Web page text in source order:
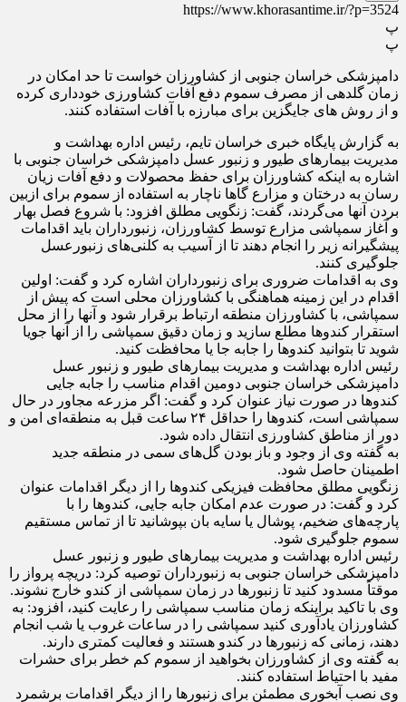
https://www.khorasantime.ir/?p=3524
پ
پ
دامپزشکی خراسان جنوبی از کشاورزان خواست تا حد امکان در
زمان گلدهی از مصرف سموم دفع آفات کشاورزی خودداری کرده
و از روش های جایگزین برای مبارزه با آفات استفاده کنند.
به گزارش پایگاه خبری خراسان تایم، رئیس اداره بهداشت و
مدیریت بیمار‌های طیور و زنبور عسل دامپزشکی خراسان جنوبی با
اشاره به اینکه کشاورزان برای حفظ محصولات و دفع آفات زیان
رسان به درختان و مزارع گا‌ها ناچار به استفاده از سموم برای ازبین
بردن آنها می‌گردند، گفت: زنگویی مطلق افزود: با شروع فصل بهار
و آغاز سمپاشی مزارع توسط کشاورزان، زنبورداران باید اقدامات
پیشگیرانه زیر را انجام دهند تا از آسیب به کلنی‌های زنبورعسل
جلوگیری کنند.
وی به اقدامات ضروری برای زنبورداران اشاره کرد و گفت: اولین
اقدام در این زمینه هماهنگی با کشاورزان محلی است که پیش از
سمپاشی، با کشاورزان منطقه ارتباط برقرار شود و آنها را از محل
استقرار کندو‌ها مطلع سازید و زمان دقیق سمپاشی را از آنها جویا
شوید تا بتوانید کندو‌ها را جابه جا یا محافظت کنید.
رئیس اداره بهداشت و مدیریت بیمار‌های طیور و زنبور عسل
دامپزشکی خراسان جنوبی دومین اقدام مناسب را جابه جایی
کندو‌ها در صورت نیاز عنوان کرد و گفت: اگر مزرعه مجاور در حال
سمپاشی است، کندو‌ها را حداقل ۲۴ ساعت قبل به منطقه‌ای امن و
دور از مناطق کشاورزی انتقال داده شود.
به گفته وی از وجود و باز بودن گل‌های سمی در منطقه جدید
اطمینان حاصل شود.
زنگویی مطلق محافظت فیزیکی کندو‌ها را از دیگر اقدامات عنوان
کرد و گفت: در صورت عدم امکان جابه جایی، کندو‌ها را با
پارچه‌های ضخیم، پوشال یا سایه بان بپوشانید تا از تماس مستقیم
سموم جلوگیری شود.
رئیس اداره بهداشت و مدیریت بیمار‌های طیور و زنبور عسل
دامپزشکی خراسان جنوبی به زنبورداران توصیه کرد: دریچه پرواز را
موقتاً مسدود کنید تا زنبور‌ها در زمان سمپاشی از کندو خارج نشوند.
وی با تاکید براینکه زمان مناسب سمپاشی را رعایت کنید، افزود: به
کشاورزان یادآوری کنید سمپاشی را در ساعات غروب یا شب انجام
دهند، زمانی که زنبور‌ها در کندو هستند و فعالیت کمتری دارند.
به گفته وی از کشاورزان بخواهید از سموم کم خطر برای حشرات
مفید با احتیاط استفاده کنند.
وی نصب آبخوری مطمئن برای زنبور‌ها را از دیگر اقدامات برشمرد